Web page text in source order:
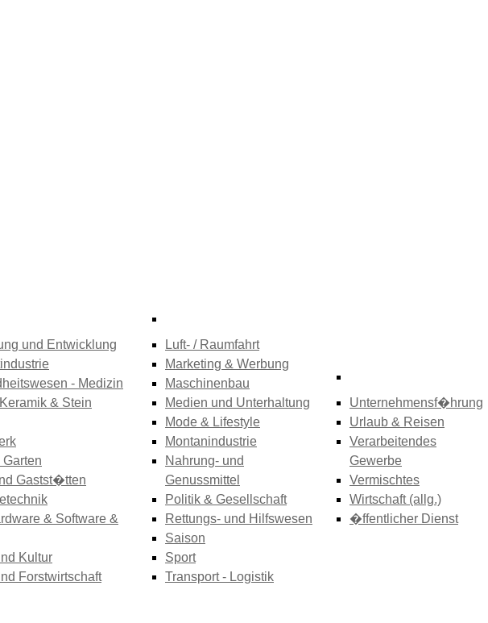
und Entwicklung
- Medizin
& Stein
Garten
Gastst�tten
& Software &
Kultur
Forstwirtschaft
Luft- / Raumfahrt
Marketing & Werbung
Maschinenbau
Medien und Unterhaltung
Mode & Lifestyle
Montanindustrie
Nahrung- und
Genussmittel
Politik & Gesellschaft
Rettungs- und Hilfswesen
Saison
Sport
Transport - Logistik
Unternehmensf�hrung
Urlaub & Reisen
Verarbeitendes
Gewerbe
Vermischtes
Wirtschaft (allg.)
�ffentlicher Dienst